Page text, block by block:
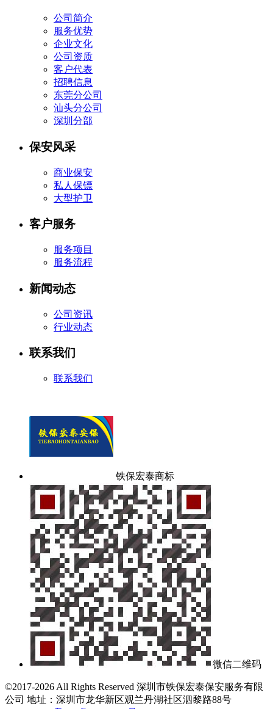
公司简介
服务优势
企业文化
公司资质
客户代表
招聘信息
东莞分公司
汕头分公司
深圳分部
保安风采
商业保安
私人保镖
大型护卫
客户服务
服务项目
服务流程
新闻动态
公司资讯
行业动态
联系我们
联系我们
铁保宏泰商标
微信二维码
©2017-2026 All Rights Reserved 深圳市铁保宏泰保安服务有限
公司 地址：深圳市龙华新区观兰丹湖社区泗黎路88号